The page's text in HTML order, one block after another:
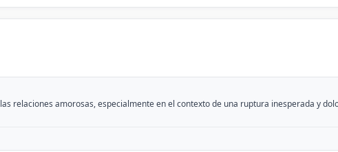
relaciones amorosas, especialmente en el contexto de una ruptura inesperada y